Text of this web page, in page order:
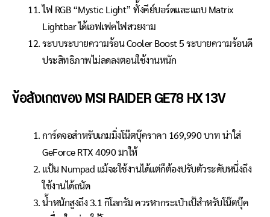
ไฟ RGB “Mystic Light” ทั้งคีย์บอร์ดและแถบ Matrix
Lightbar ได้เอฟเฟคไฟสวยงาม
ระบบระบายความร้อน Cooler Boost 5 ระบายความร้อนดี
ประสิทธิภาพไม่ลดลงตอนใช้งานหนัก
ข้อสังเกตของ MSI RAIDER GE78 HX 13V
การ์ดจอสำหรับเกมมิ่งโน๊ตบุ๊คราคา 169,990 บาท น่าใส่
GeForce RTX 4090 มาให้
แป้น Numpad แม้จะใช้งานได้แต่ก็ต้องปรับตัวระดับหนึ่งถึง
ใช้งานได้ถนัด
น้ำหนักสูงถึง 3.1 กิโลกรัม ควรหากระเป๋าเป้สำหรับโน๊ตบุ๊ค